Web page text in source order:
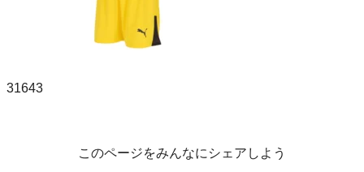
31643
このページをみんなにシェアしよう